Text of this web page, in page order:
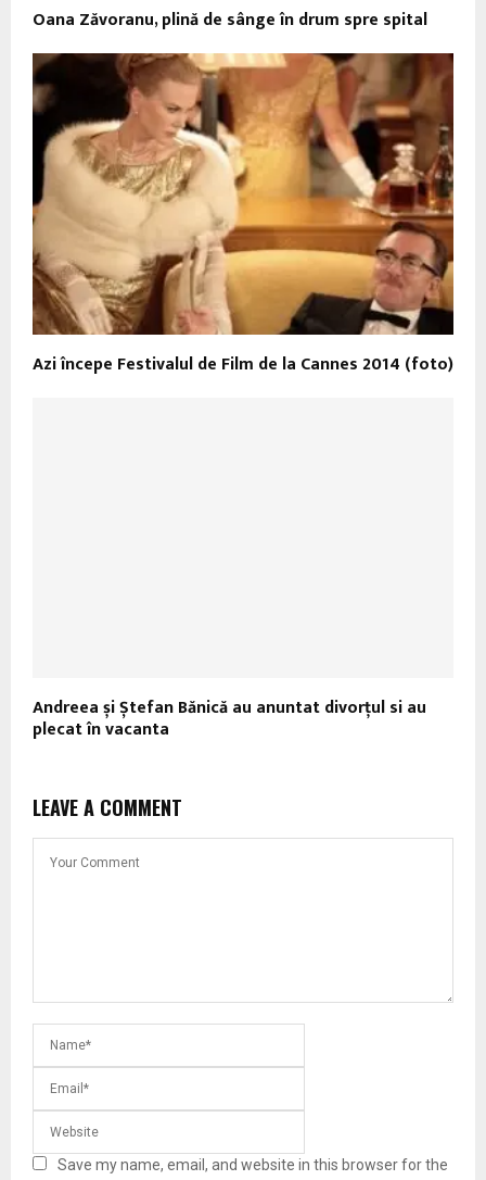
Oana Zăvoranu, plină de sânge în drum spre spital
Azi începe Festivalul de Film de la Cannes 2014 (foto)
Andreea și Ștefan Bănică au anuntat divorțul si au
plecat în vacanta
LEAVE A COMMENT
Save my name, email, and website in this browser for the